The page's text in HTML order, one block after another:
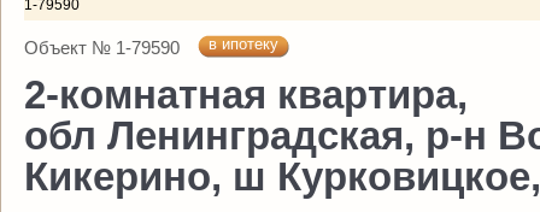
1-79590
Объект № 1-79590 в ипотеку
2-комнатная квартира,
обл Ленинградская, р-н
Кикерино, ш